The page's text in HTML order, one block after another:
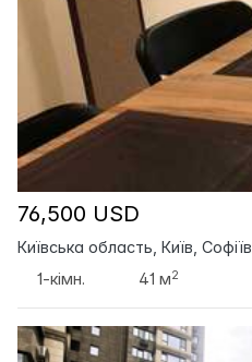
76,500 USD
Київська область, Київ,
1-кімн.
41 м2